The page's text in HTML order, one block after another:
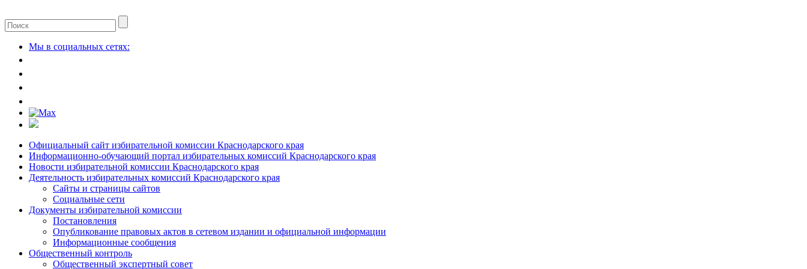
Мы в социальных сетях:
Официальный сайт избирательной комиссии Краснодарского края
Информационно-обучающий портал избирательных комиссий Краснодарского края
Новости избирательной комиссии Краснодарского края
Деятельность избирательных комиссий Краснодарского края
Сайты и страницы сайтов
Социальные сети
Документы избирательной комиссии
Постановления
Опубликование правовых актов в сетевом издании и официальной информации
Информационные сообщения
Общественный контроль
Общественный экспертный совет